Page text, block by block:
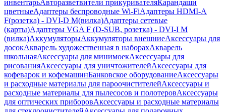
инвентарьАвторазветвители прикуривателяКарандаши
цветныеАдаптеры беспроводные Wi-FiАдаптеры HDMI-A
F(розетка) - DVI-D M(вилка)Адаптеры сетевые
(карты)Адаптеры VGA F (D-SUB, розетка) - DVI-I M
(вилка)АккумуляторыАккумуляторы внешниеАксессуары для
досокАкварель художественная в наборахАкварель
школьнаяАксессуары для минимоекАксессуары для
рисованияАксессуары для уничтожителейАксессуары для
кофеварок и кофемашинБанковское оборудованиеАксессуары
и расходные материалы для пароочистителейАксессуары и
расходные материалы для пылесосов и полотеровАксессуары
для оптических приборовАксессуары и расходные материалы